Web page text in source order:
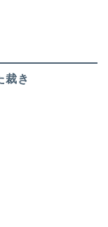
裁き